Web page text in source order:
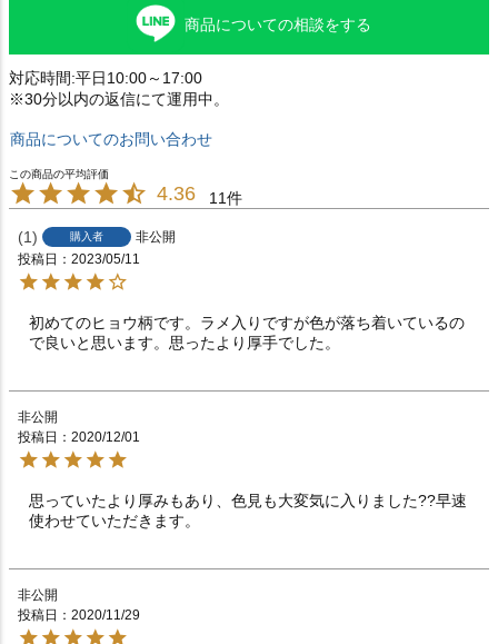
商品についての相談をする
対応時間:平日10:00～17:00
※30分以内の返信にて運用中。
商品についてのお問い合わせ
4.36 11
1 購入者
非公開
投稿日
2023/05/11
初めてのヒョウ柄です。ラメ入りですが色が落ち着いているの
で良いと思います。思ったより厚手でした。
非公開
投稿日
2020/12/01
思っていたより厚みもあり、色見も大変気に入りました??早速
使わせていただきます。
非公開
投稿日
2020/11/29